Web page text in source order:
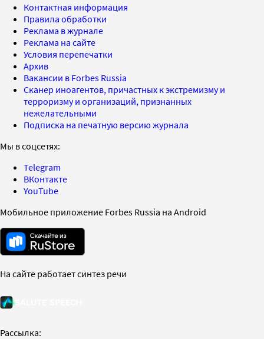
Контактная информация
Правила обработки
Реклама в журнале
Реклама на сайте
Условия перепечатки
Архив
Вакансии в Forbes Russia
Сканер иноагентов, причастных к экстремизму и
терроризму и организаций, признанных
нежелательными
Подписка на печатную версию журнала
Мы в соцсетях:
Telegram
ВКонтакте
YouTube
Мобильное приложение Forbes Russia на Android
На сайте работает синтез речи
Рассылка: